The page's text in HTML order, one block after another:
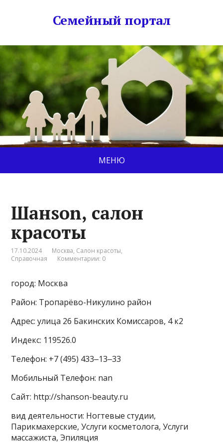
Семейный портал
МЕНЮ
Шанson, салон
красоты
17.10.2024 Москва, Салон красоты,
Справочная
Комментарии: 0
город: Москва
Район: Тропарёво-Никулино район
Адрес: улица 26 Бакинских Комиссаров, 4 к2
Индекс: 119526.0
Телефон: +7 (495) 433‒13‒33
Мобильный Телефон: nan
Сайт: http://shanson-beauty.ru
вид деятельности: Ногтевые студии,
Парикмахерские, Услуги косметолога, Услуги
массажиста, Эпиляция